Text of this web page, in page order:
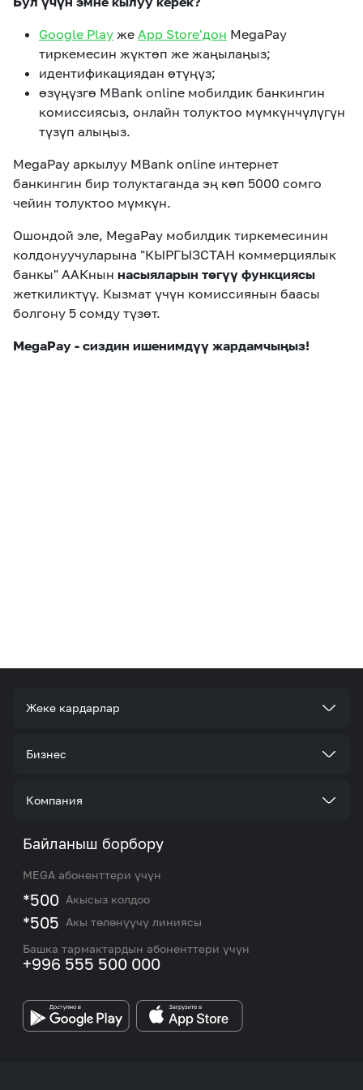
Google Play же App Store'дон MegaPay
тиркемесин жүктөп же жаңылаңыз;
идентификациядан өтүңүз;
өзүңүзгө MBank online мобилдик банкингин
комиссиясыз, онлайн толуктоо мүмкүнчүлүгүн
түзүп алыңыз.
MegaPay аркылуу MBank online интернет
банкингин бир толуктаганда эң көп 5000 сомго
чейин толуктоо мүмкүн.
Ошондой эле, MegaPay мобилдик тиркемесинин
колдонуучуларына "КЫРГЫЗСТАН коммерциялык
банкы" ААКнын насыяларын төгүү функциясы
жеткиликтүү. Кызмат үчүн комиссиянын баасы
болгону 5 сомду түзөт.
MegaPay - сиздин ишенимдүү жардамчыңыз!
Жеке кардарлар
Тарифтер
Роуминг жана эл аралык чалуулар
eSIM
Номерди тандоо
Бизнес
Корпоративдик кардар болуңуз
M2M
Корпоративдик жана VIP кардарлар менен иштөө
боюнча бөлүмдүн кызматкерлеринин байланыш
маалыматтары.
Компания
Биз жөнүндө
Жаңылыктар
Тармакты камтуу картасы жана тейлөө борборлору
MEGAда иште
MEGA бренди
Байланыш борбору
MEGA абоненттери үчүн
*500 Акысыз колдоо
*505 Акы төлөнүүчү линиясы
Башка тармактардын абоненттери үчүн
+996 555 500 000